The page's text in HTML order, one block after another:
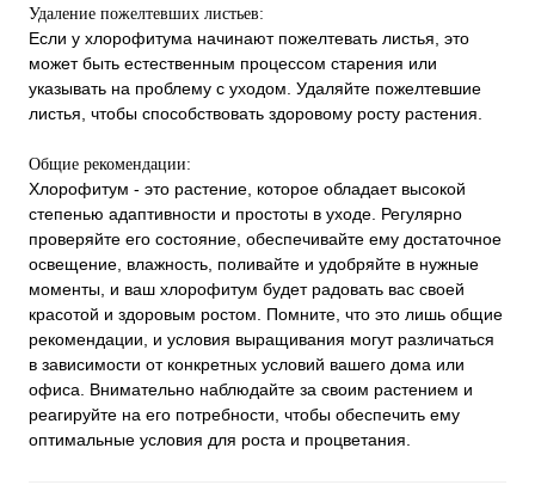
Удаление пожелтевших листьев:
Если у хлорофитума начинают пожелтевать листья, это
может быть естественным процессом старения или
указывать на проблему с уходом. Удаляйте пожелтевшие
листья, чтобы способствовать здоровому росту растения.
Общие рекомендации:
Хлорофитум - это растение, которое обладает высокой
степенью адаптивности и простоты в уходе. Регулярно
проверяйте его состояние, обеспечивайте ему достаточное
освещение, влажность, поливайте и удобряйте в нужные
моменты, и ваш хлорофитум будет радовать вас своей
красотой и здоровым ростом. Помните, что это лишь общие
рекомендации, и условия выращивания могут различаться
в зависимости от конкретных условий вашего дома или
офиса. Внимательно наблюдайте за своим растением и
реагируйте на его потребности, чтобы обеспечить ему
оптимальные условия для роста и процветания.